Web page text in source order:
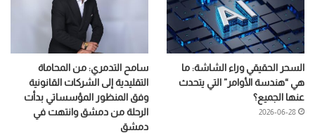
السحر الحقيقي وراء الشاشة: ما
هي “هندسة الأوامر” التي يتحدث
عنها الجميع؟
2026-06-28
سامح التدمري: من المحاماة
التقليدية إلى الشركات القانونية
وفق المنظور المؤسساتي بدأت
الرحلة من دمشق وانتهت في
دمشق